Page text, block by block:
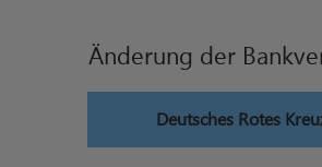
Änderung der
Deutsches Rotes